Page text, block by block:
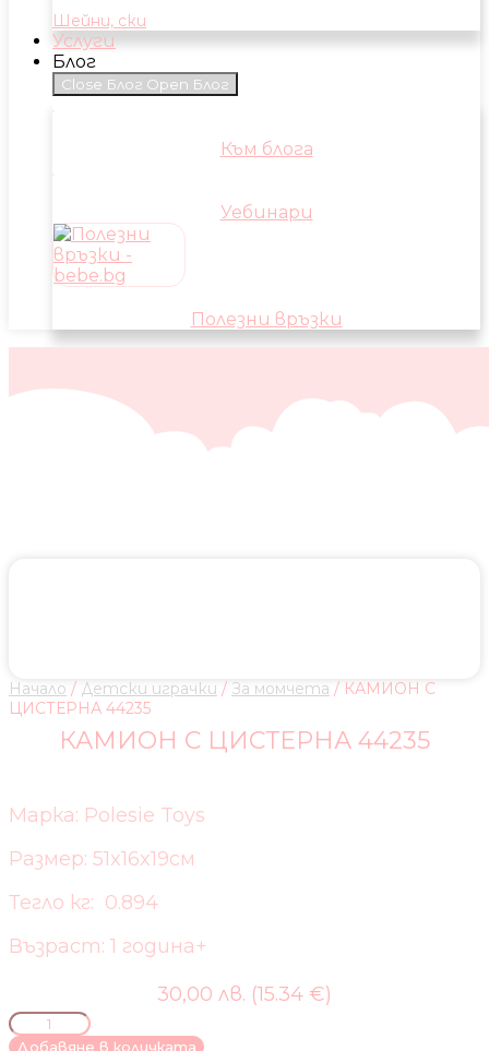
Шейни, ски
Услуги
Блог
Close Блог Open Блог
Към блога
Уебинари
Полезни връзки
Начало / Детски играчки / За момчета / КАМИОН С
ЦИСТЕРНА 44235
КАМИОН С ЦИСТЕРНА 44235
Марка: Polesie Toys
Размер: 51x16x19см
Тегло кг: 0.894
Възраст: 1 година+
30,00 лв. (15.34 €)
количество
заДобавяне в количката